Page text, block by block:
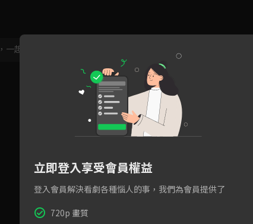
Video
，一起共創新版留言功能！
立即登入享受會員權益
登入會員解決看劇各種惱人的事，我們為會員提供了
720p 畫質